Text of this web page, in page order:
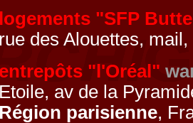
logements "SFP
rue des Alouettes, mail,
entrepôts "l'Oréal"
Etoile, av de la
Région parisienne,